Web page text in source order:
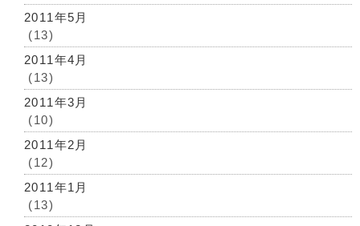
2011年5月
(13)
2011年4月
(13)
2011年3月
(10)
2011年2月
(12)
2011年1月
(13)